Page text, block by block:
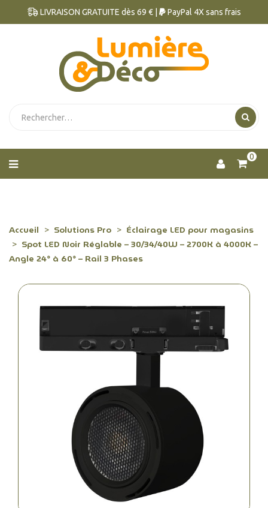
LIVRAISON GRATUITE dès 69 € | PayPal 4X sans frais
0
Accueil Solutions Pro
Éclairage LED pour magasins
Spot LED Noir Réglable – 30/34/40W – 2700K à 4000K –
Angle 24° à 60° – Rail 3 Phases